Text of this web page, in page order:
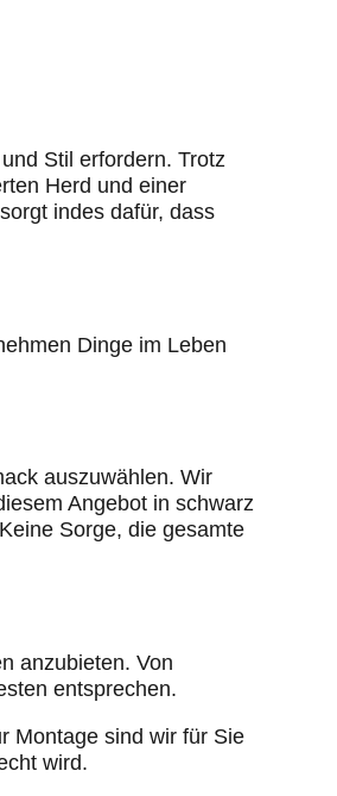
Stil erfordern. Trotz
Herd und einer
indes dafür, dass
Dinge im Leben
auszuwählen. Wir
Angebot in schwarz
Sorge, die gesamte
anzubieten. Von
entsprechen.
Montage sind wir für Sie
wird.